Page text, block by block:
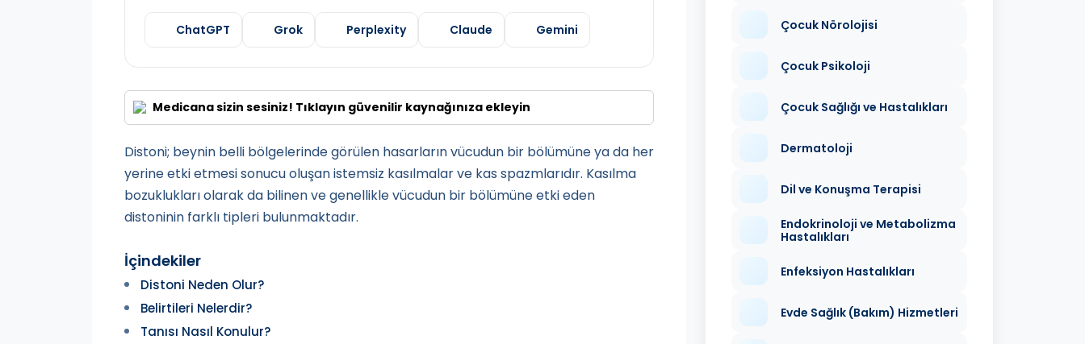
ChatGPT Grok Perplexity Claude Gemini
Medicana sizin sesiniz! Tıklayın güvenilir kaynağınıza ekleyin
Distoni; beynin belli bölgelerinde görülen hasarların vücudun bir bölümüne ya da her
yerine etki etmesi sonucu oluşan istemsiz kasılmalar ve kas spazmlarıdır. Kasılma
bozuklukları olarak da bilinen ve genellikle vücudun bir bölümüne etki eden
distoninin farklı tipleri bulunmaktadır.
İçindekiler
Distoni Neden Olur?
Belirtileri Nelerdir?
Tanısı Nasıl Konulur?
Çocuk Nörolojisi
Çocuk Psikoloji
Çocuk Sağlığı ve Hastalıkları
Dermatoloji
Dil ve Konuşma Terapisi
Endokrinoloji ve Metabolizma
Hastalıkları
Enfeksiyon Hastalıkları
Evde Sağlık (Bakım) Hizmetleri